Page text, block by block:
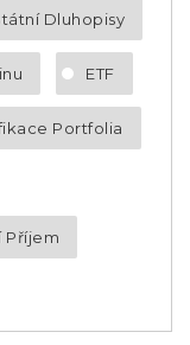
Dluhopisy
ETF
Portfolia
Příjem